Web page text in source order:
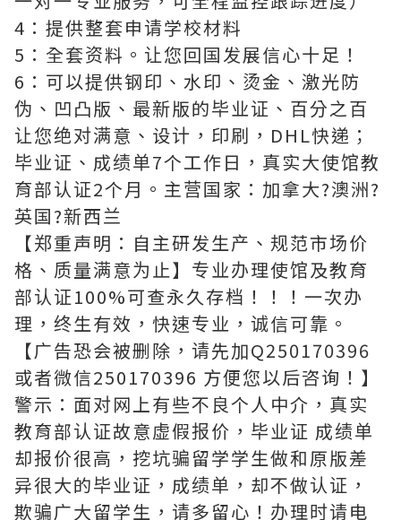
4：提供整套申请学校材料
5：全套资料。让您回国发展信心十足！
6：可以提供钢印、水印、烫金、激光防
伪、凹凸版、最新版的毕业证、百分之百
让您绝对满意、设计，印刷，DHL快递；
毕业证、成绩单7个工作日，真实大使馆教
育部认证2个月。主营国家：加拿大?澳洲?
英国?新西兰
【郑重声明：自主研发生产、规范市场价
格、质量满意为止】专业办理使馆及教育
部认证100%可查永久存档！！！一次办
理，终生有效，快速专业，诚信可靠。
【广告恐会被删除，请先加Q250170396
或者微信250170396 方便您以后咨询！】
警示：面对网上有些不良个人中介，真实
教育部认证故意虚假报价，毕业证 成绩单
却报价很高，挖坑骗留学学生做和原版差
异很大的毕业证，成绩单，却不做认证，
欺骗广大留学生，请多留心！办理时请电